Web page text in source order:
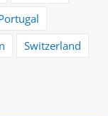
Switzerland